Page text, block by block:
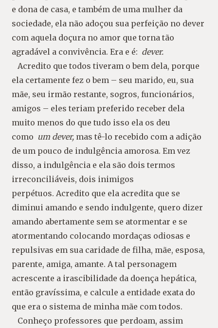
e dona de casa, e também de uma mulher da
sociedade, ela não adoçou sua perfeição no dever
com aquela doçura no amor que torna tão
agradável a convivência. Era e é: dever.
Acredito que todos tiveram o bem dela, porque
ela certamente fez o bem – seu marido, eu, sua
mãe, seu irmão restante, sogros, funcionários,
amigos – eles teriam preferido receber dela
muito menos do que tudo isso ela os deu
como um dever, mas tê-lo recebido com a adição
de um pouco de indulgência amorosa. Em vez
disso, a indulgência e ela são dois termos
irreconciliáveis, dois inimigos
perpétuos. Acredito que ela acredita que se
diminui amando e sendo indulgente, quero dizer
amando abertamente sem se atormentar e se
atormentando colocando mordaças odiosas e
repulsivas em sua caridade de filha, mãe, esposa,
parente, amiga, amante. A tal personagem
acrescente a irascibilidade da doença hepática,
então gravíssima, e calcule a entidade exata do
que era o sistema de minha mãe com todos.
Conheço professores que perdoam, assim